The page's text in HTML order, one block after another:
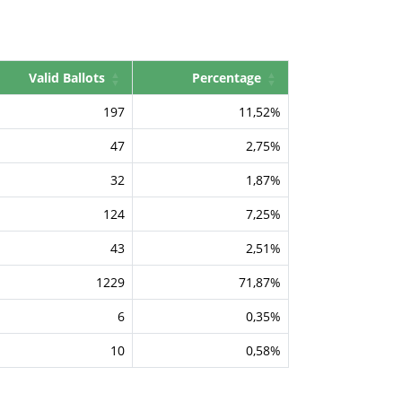
Valid Ballots
Percentage
197
11,52%
47
2,75%
32
1,87%
124
7,25%
43
2,51%
1229
71,87%
6
0,35%
10
0,58%